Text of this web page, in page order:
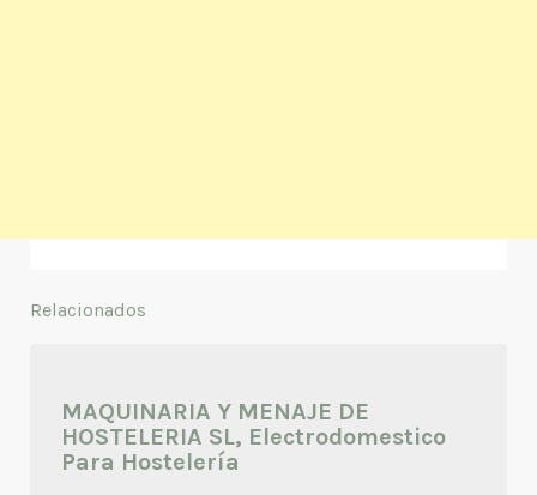
Relacionados
MAQUINARIA Y MENAJE DE
HOSTELERIA SL, Electrodomestico
Para Hostelería